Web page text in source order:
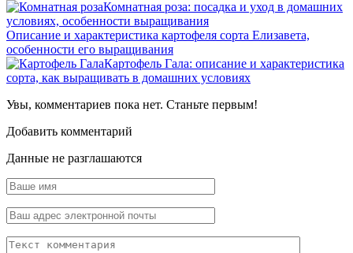
Комнатная роза: посадка и уход в домашних
условиях, особенности выращивания
Описание и характеристика картофеля сорта Елизавета,
особенности его выращивания
Картофель Гала: описание и характеристика
сорта, как выращивать в домашних условиях
Увы, комментариев пока нет. Станьте первым!
Добавить комментарий
Данные не разглашаются